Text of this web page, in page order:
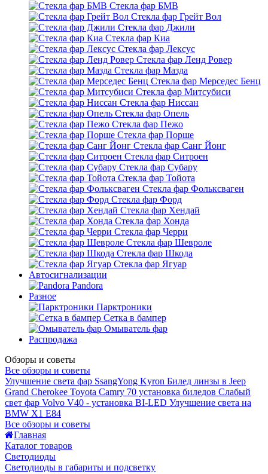
Стекла фар БМВ
Стекла фар Грейт Вол
Стекла фар Джили
Стекла фар Киа
Стекла фар Лексус
Стекла фар Ленд Ровер
Стекла фар Мазда
Стекла фар Мерседес Бенц
Стекла фар Митсубиси
Стекла фар Ниссан
Стекла фар Опель
Стекла фар Пежо
Стекла фар Порше
Стекла фар Санг Йонг
Стекла фар Ситроен
Стекла фар Субару
Стекла фар Тойота
Стекла фар Фольксваген
Стекла фар Форд
Стекла фар Хендай
Стекла фар Хонда
Стекла фар Черри
Стекла фар Шевроле
Стекла фар Шкода
Стекла фар Ягуар
Автосигнализации
Pandora
Разное
Парктроники
Сетка в бампер
Омыватель фар
Распродажа
Обзоры и советы
Все обзоры и советы
Улучшение света фар SsangYong Kyron Билед линзы в Jeep
Grand Cherokee Toyota Camry 70 установка биледов Слабый
свет фар Volvo V40 - установка BI-LED Улучшение света на
BMW X1 E84
Все обзоры и советы
Главная
Каталог товаров
Светодиоды
Светодиоды в габариты и подсветку